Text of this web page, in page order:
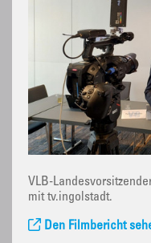
VLB-
mit tv.ingolstadt.
Den Filmbericht